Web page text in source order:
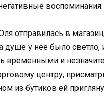
воспоминания.
отправилась в
душе у неё было светло,
временными и
центру,
из бутиков ей